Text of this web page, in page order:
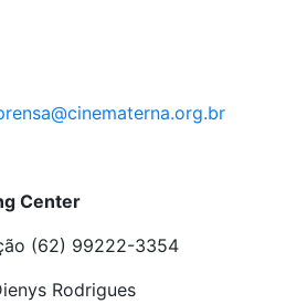
Center
(62) 99222-3354
Rodrigues